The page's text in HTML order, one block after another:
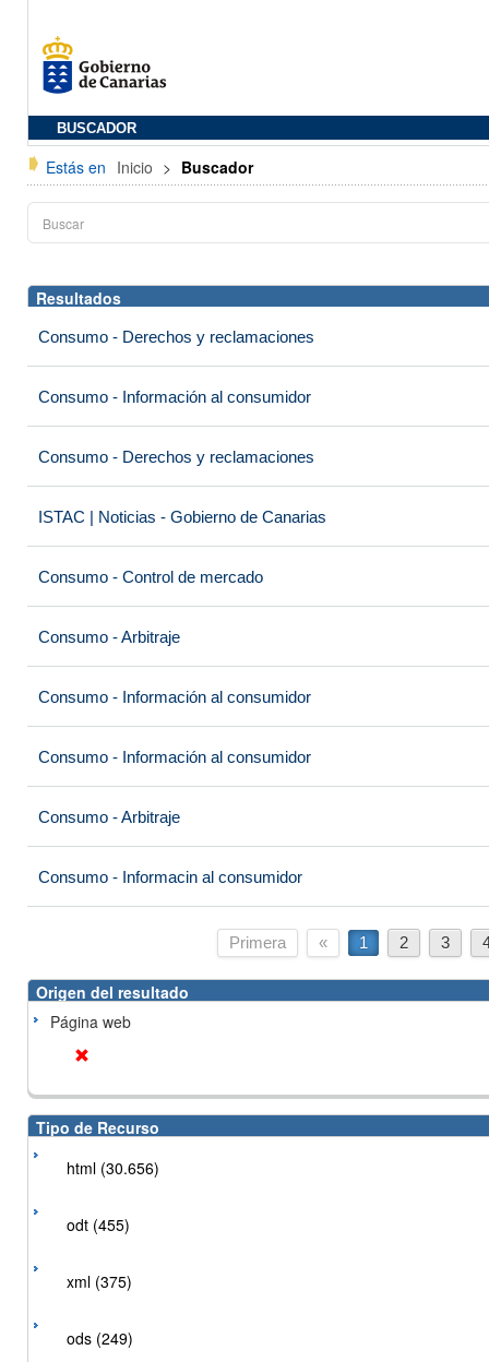
BUSCADOR
Estás en Inicio > Buscador
Resultados
Consumo - Derechos y reclamaciones
Consumo - Información al consumidor
Consumo - Derechos y reclamaciones
ISTAC | Noticias - Gobierno de Canarias
Consumo - Control de mercado
Consumo - Arbitraje
Consumo - Información al consumidor
Consumo - Información al consumidor
Consumo - Arbitraje
Consumo - Informacin al consumidor
Primera « 1 2 3
Origen del resultado
Página web
Tipo de Recurso
html (30.656)
odt (455)
xml (375)
ods (249)